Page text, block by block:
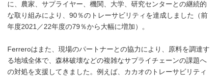
に、農家、サプライヤー、機関、大学、研究センターとの継続的
な取り組みにより、90％のトレーサビリティを達成しました（前
年度2021／22年度の79％から大幅に増加）。
Ferreroはまた、現場のパートナーとの協力により、原料を調達す
る地域全体で、森林破壊などの複雑なサプライチェーンの課題へ
の対処を支援してきました。例えば、カカオのトレーサビリティ